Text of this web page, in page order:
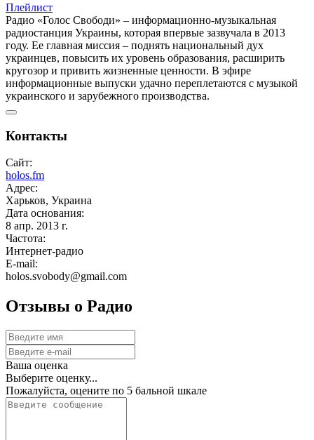
Плейлист
Радио «Голос Свободи» – информационно-музыкальная
радиостанция Украины, которая впервые зазвучала в 2013
году. Ее главная миссия – поднять национальный дух
украинцев, повысить их уровень образования, расширить
кругозор и привить жизненные ценности. В эфире
информационные выпуски удачно переплетаются с музыкой
украинского и зарубежного производства.
Контакты
Сайт:
holos.fm
Адрес:
Харьков, Украина
Дата основания:
8 апр. 2013 г.
Частота:
Интернет-радио
E-mail:
holos.svobody@gmail.com
Отзывы о Радио
Ваша оценка
Выберите оценку...
Пожалуйста, оцените по 5 бальной шкале